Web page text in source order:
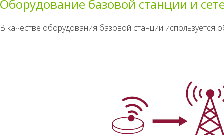
Оборудование базовой станции и
В качестве оборудования базовой станции